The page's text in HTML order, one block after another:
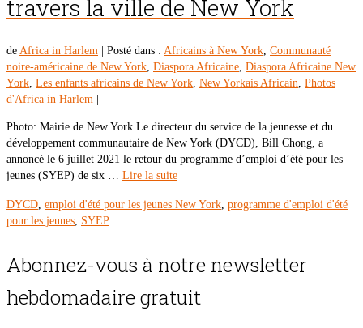
travers la ville de New York
de Africa in Harlem Posté dans : Africains à New York Communauté
noire-américaine de New York Diaspora Africaine Diaspora Africaine New
York Les enfants africains de New York New Yorkais Africain Photos
d'Africa in Harlem
Photo: Mairie de New York Le directeur du service de la jeunesse et du
développement communautaire de New York (DYCD), Bill Chong, a
annoncé le 6 juillet 2021 le retour du programme d’emploi d’été pour les
jeunes (SYEP) de six … Lire la suite
DYCD emploi d'été pour les jeunes New York programme d'emploi d'été
pour les jeunes SYEP
Abonnez-vous à notre newsletter
hebdomadaire gratuit